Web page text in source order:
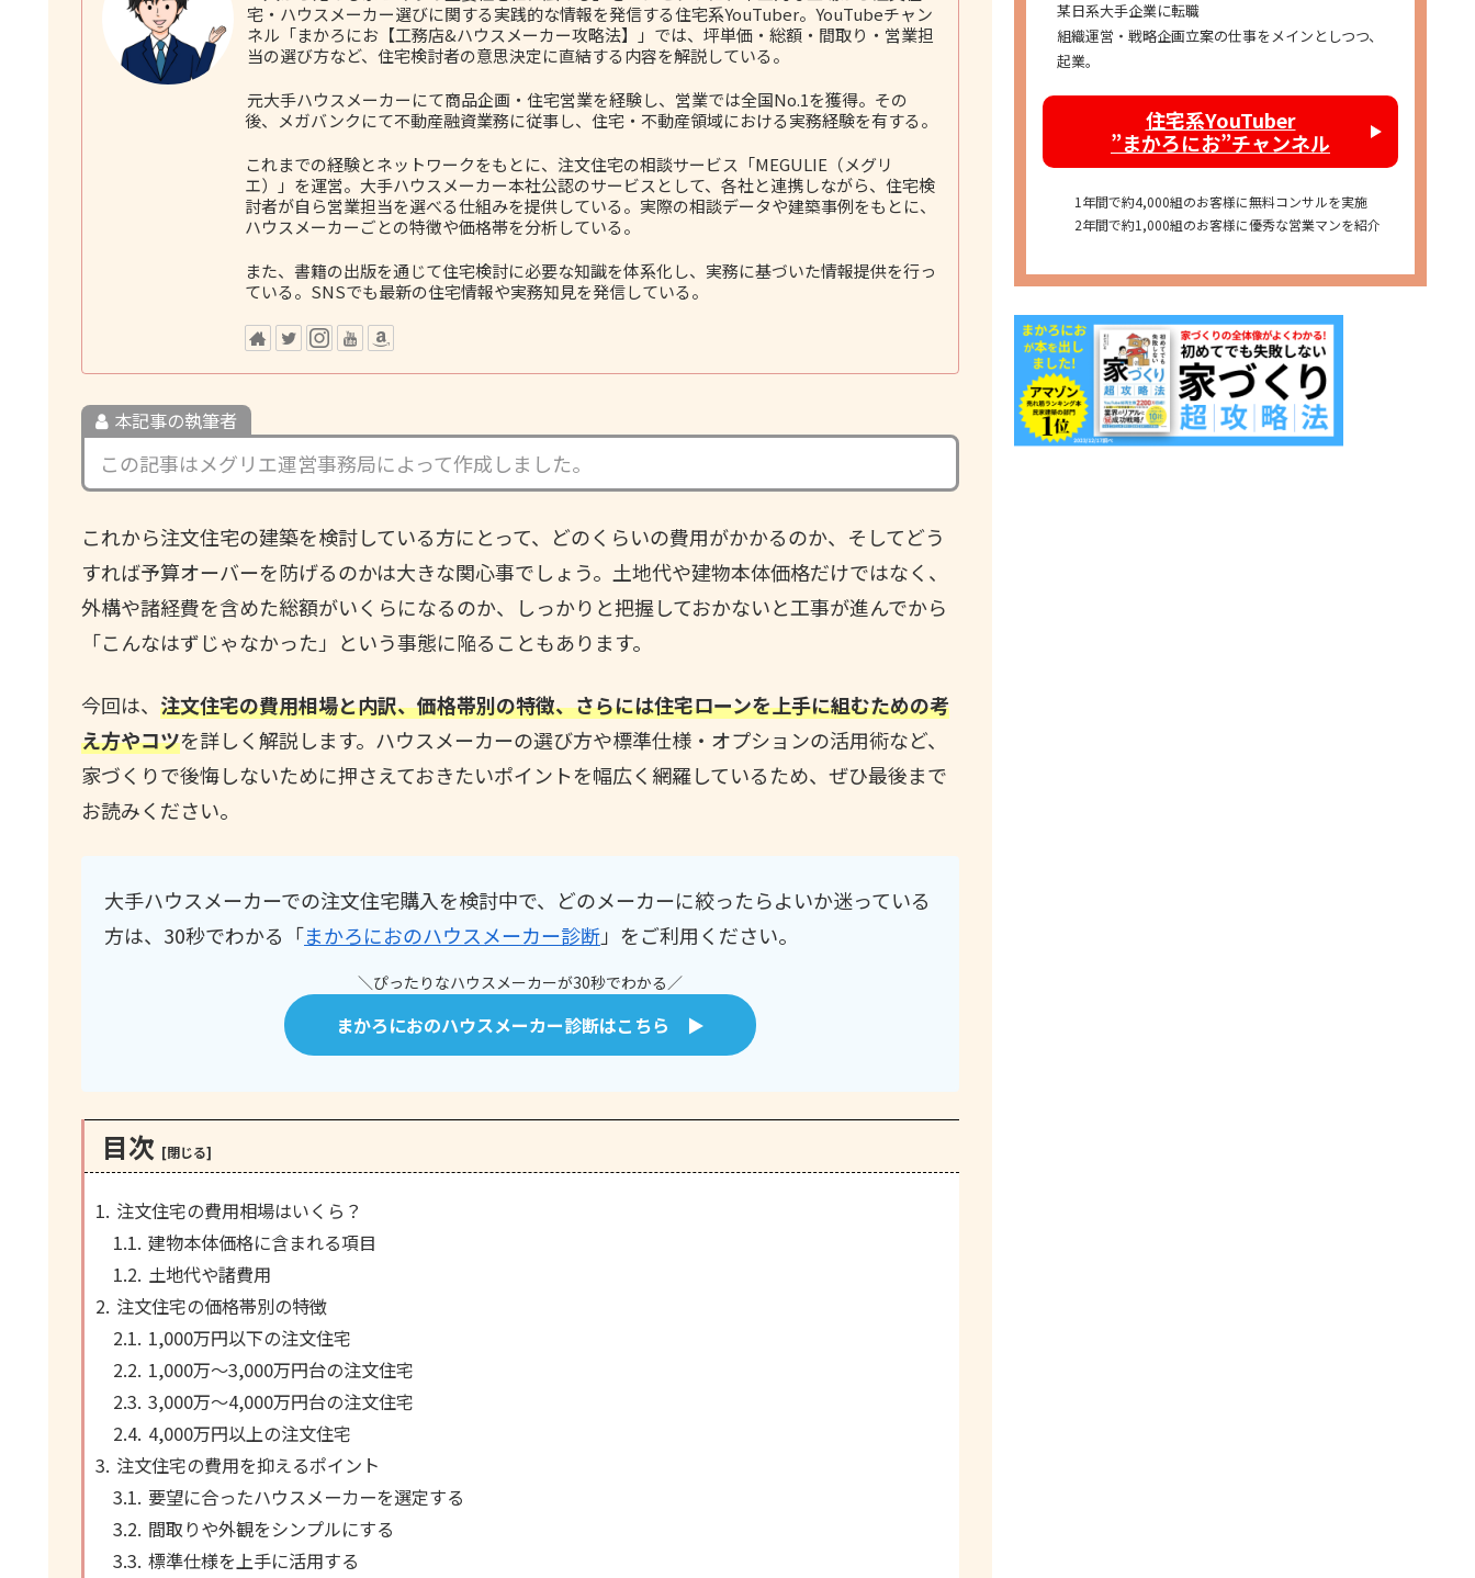
宅・ハウスメーカー選びに関する実践的な情報を発信する住宅系YouTuber。YouTubeチャン
ネル「まかろにお【工務店&ハウスメーカー攻略法】」では、坪単価・総額・間取り・営業担
当の選び方など、住宅検討者の意思決定に直結する内容を解説している。
元大手ハウスメーカーにて商品企画・住宅営業を経験し、営業では全国No.1を獲得。その
後、メガバンクにて不動産融資業務に従事し、住宅・不動産領域における実務経験を有する。
これまでの経験とネットワークをもとに、注文住宅の相談サービス「MEGULIE（メグリ
エ）」を運営。大手ハウスメーカー本社公認のサービスとして、各社と連携しながら、住宅検
討者が自ら営業担当を選べる仕組みを提供している。実際の相談データや建築事例をもとに、
ハウスメーカーごとの特徴や価格帯を分析している。
また、書籍の出版を通じて住宅検討に必要な知識を体系化し、実務に基づいた情報提供を行っ
ている。SNSでも最新の住宅情報や実務知見を発信している。
本記事の執筆者
この記事はメグリエ運営事務局によって作成しました。
これから注文住宅の建築を検討している方にとって、どのくらいの費用がかかるのか、そしてどう
すれば予算オーバーを防げるのかは大きな関心事でしょう。土地代や建物本体価格だけではなく、
外構や諸経費を含めた総額がいくらになるのか、しっかりと把握しておかないと工事が進んでから
「こんなはずじゃなかった」という事態に陥ることもあります。
今回は、 注文住宅の費用相場と内訳、価格帯別の特徴、さらには住宅ローンを上手に組むための考
え方やコツを詳しく解説します。ハウスメーカーの選び方や標準仕様・オプションの活用術など、
家づくりで後悔しないために押さえておきたいポイントを幅広く網羅しているため、ぜひ最後まで
お読みください。
大手ハウスメーカーでの注文住宅購入を検討中で、どのメーカーに絞ったらよいか迷っている
方は、30秒でわかる「まかろにおのハウスメーカー診断」をご利用ください。
＼ぴったりなハウスメーカーが30秒でわかる／
まかろにおのハウスメーカー診断はこちら ▶
目次
注文住宅の費用相場はいくら？
建物本体価格に含まれる項目
土地代や諸費用
注文住宅の価格帯別の特徴
1,000万円以下の注文住宅
1,000万〜3,000万円台の注文住宅
3,000万〜4,000万円台の注文住宅
4,000万円以上の注文住宅
注文住宅の費用を抑えるポイント
要望に合ったハウスメーカーを選定する
間取りや外観をシンプルにする
標準仕様を上手に活用する
某日系大手企業に転職
組織運営・戦略企画立案の仕事をメインとしつつ、
起業。
住宅系YouTuber
”まかろにお”チャンネル
1年間で約4,000組のお客様に無料コンサルを実施
2年間で約1,000組のお客様に優秀な営業マンを紹介